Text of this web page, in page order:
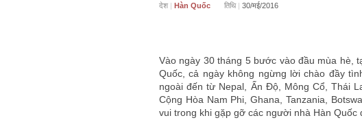
देश | Hàn Quốc तिथि | 30/मई/2016
Vào ngày 30 tháng 5 bước vào đầu mùa hè,
Quốc, cả ngày không ngừng lời chào đầy
ngoài đến từ Nepal, Ấn Độ, Mông Cổ, Thái
Cộng Hòa Nam Phi, Ghana, Tanzania,
vui trong khi gặp gỡ các người nhà Hàn Quốc